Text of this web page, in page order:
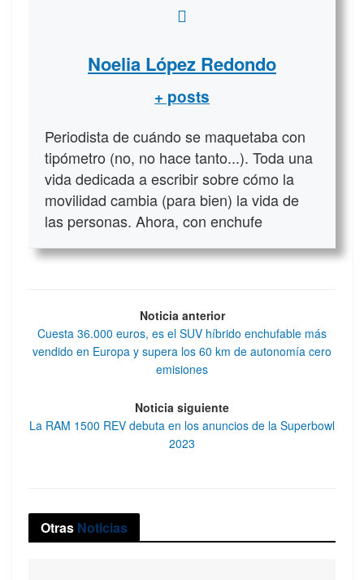
Noelia López Redondo
+ posts
Periodista de cuándo se maquetaba con
tipómetro (no, no hace tanto...). Toda una
vida dedicada a escribir sobre cómo la
movilidad cambia (para bien) la vida de
las personas. Ahora, con enchufe
Noticia anterior
Cuesta 36.000 euros, es el SUV híbrido enchufable más
vendido en Europa y supera los 60 km de autonomía cero
emisiones
Noticia siguiente
La RAM 1500 REV debuta en los anuncios de la Superbowl
2023
Otras Noticias